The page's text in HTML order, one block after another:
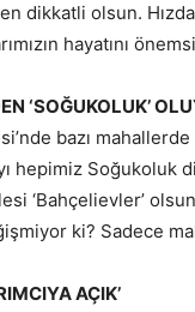
dikkatli olsun.
hayatını
‘SOĞUKOLUK’
bazı
hepimiz Soğukoluk
‘Bahçelievler’
ki? Sadece
AÇIK’